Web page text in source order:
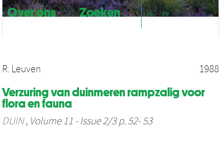
Over ons
Zoeken NL EN
R. Leuven 1988
Verzuring van duinmeren rampzalig voor
flora en fauna
DUIN, Volume 11 - Issue 2/3 p. 52- 53